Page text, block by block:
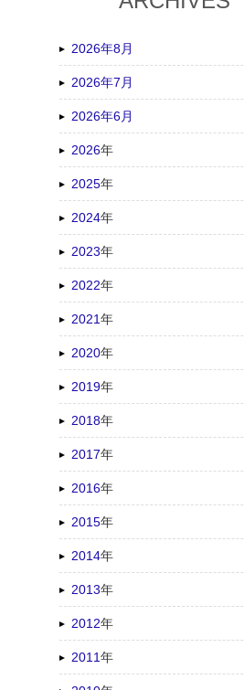
2026年8月
2026年7月
2026年6月
2026年
2025年
2024年
2023年
2022年
2021年
2020年
2019年
2018年
2017年
2016年
2015年
2014年
2013年
2012年
2011年